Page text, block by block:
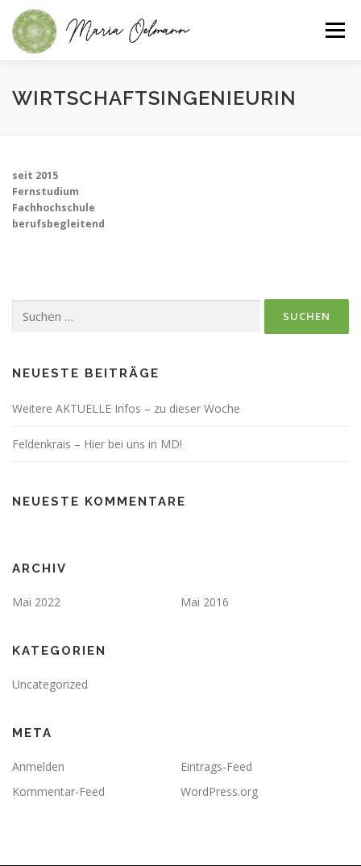
Menü
FELDENKRAIS CHILD’SPACE
WIRTSCHAFTSINGENIEURIN
seit 2015
Fernstudium
Fachhochschule
berufsbegleitend
NEUESTE BEITRÄGE
Weitere AKTUELLE Infos – zu dieser Woche
Feldenkrais – Hier bei uns in MD!
NEUESTE KOMMENTARE
ARCHIV
Mai 2022 Mai 2016
KATEGORIEN
Uncategorized
META
Anmelden
Eintrags-Feed
Kommentar-Feed
WordPress.org